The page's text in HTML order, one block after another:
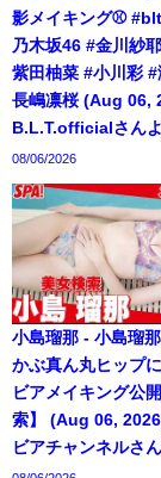
影メイキング⚾️
乃木坂46 #金川紗
紫田柚菜 #小川彩
長嶋凛桜 (Aug 06,
B.L.T.officialさん
08/06/2026
小島瑠那 - 小島瑠
かぶ真ん丸ヒップ
ビアメイキング公
索】 (Aug 06,
ビアチャンネルさ